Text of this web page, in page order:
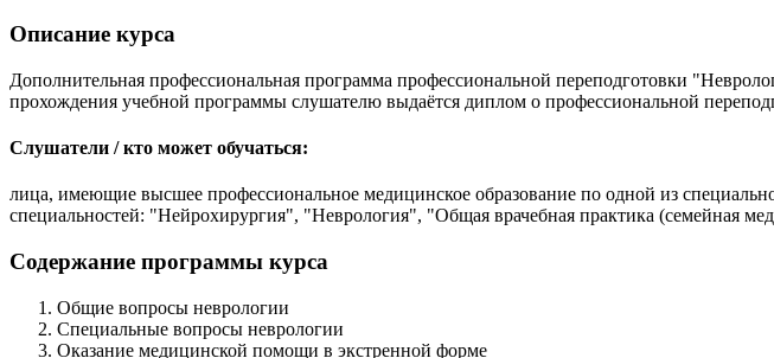
Описание курса
Дополнительная профессиональная программа профессиональной переподготовки
прохождения учебной программы слушателю выдаётся диплом о профессиональной
Слушатели / кто может обучаться:
лица, имеющие высшее профессиональное медицинское образование по одной из
специальностей: "Нейрохирургия", "Неврология", "Общая врачебная практика (семейная
Содержание программы курса
Общие вопросы неврологии
Специальные вопросы неврологии
Оказание медицинской помощи в экстренной форме